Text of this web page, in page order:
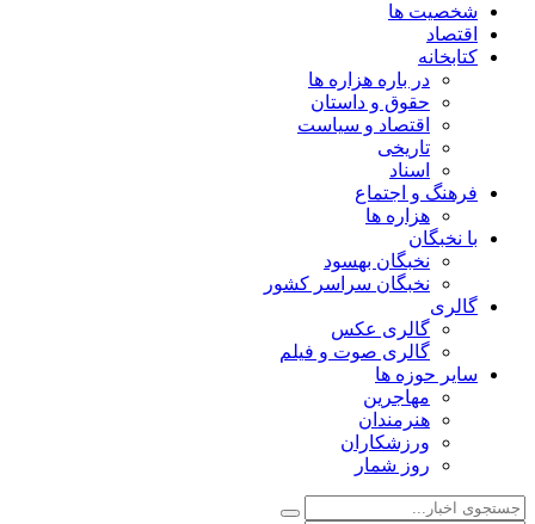
شخصیت ها
اقتصاد
کتابخانه
در باره هزاره ها
حقوق و داستان
اقتصاد و سیاست
تاریخی
اسناد
فرهنگ و اجتماع
هزاره ها
با نخبگان
نخبگان بهسود
نخبگان سراسر کشور
گالری
گالری عکس
گالری صوت و فیلم
سایر حوزه ها
مهاجرین
هنرمندان
ورزشکاران
روز شمار